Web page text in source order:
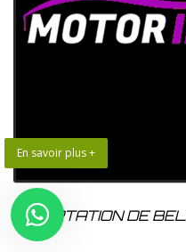
En savoir plus +
IMPORTATION DE